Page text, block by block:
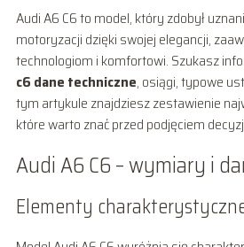
Audi A6 C6 to model, który zdobył
motoryzacji dzięki swojej elegancji,
technologiom i komfortowi. Szukasz
c6 dane techniczne, osiągi, typowe
tym artykule znajdziesz zestawienie
które warto znać przed podjęciem
Audi A6 C6 – wymiary i
Elementy